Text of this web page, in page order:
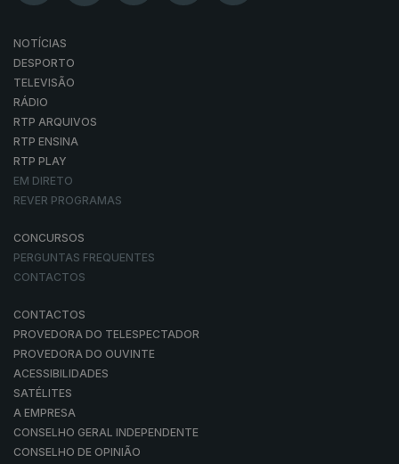
NOTÍCIAS
DESPORTO
TELEVISÃO
RÁDIO
RTP ARQUIVOS
RTP ENSINA
RTP PLAY
EM DIRETO
REVER PROGRAMAS
CONCURSOS
PERGUNTAS FREQUENTES
CONTACTOS
CONTACTOS
PROVEDORA DO TELESPECTADOR
PROVEDORA DO OUVINTE
ACESSIBILIDADES
SATÉLITES
A EMPRESA
CONSELHO GERAL INDEPENDENTE
CONSELHO DE OPINIÃO